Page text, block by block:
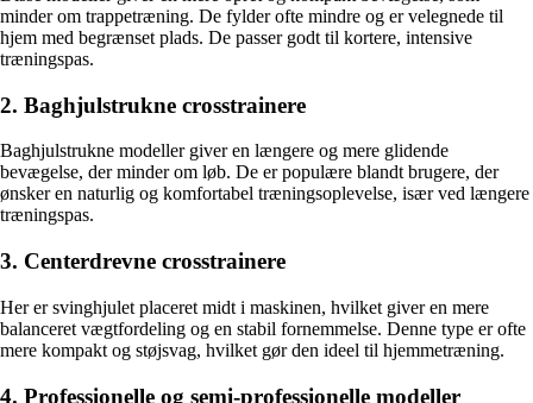
minder om trappetræning. De fylder ofte mindre og er velegnede til
hjem med begrænset plads. De passer godt til kortere, intensive
træningspas.
2. Baghjulstrukne crosstrainere
Baghjulstrukne modeller giver en længere og mere glidende
bevægelse, der minder om løb. De er populære blandt brugere, der
ønsker en naturlig og komfortabel træningsoplevelse, især ved længere
træningspas.
3. Centerdrevne crosstrainere
Her er svinghjulet placeret midt i maskinen, hvilket giver en mere
balanceret vægtfordeling og en stabil fornemmelse. Denne type er ofte
mere kompakt og støjsvag, hvilket gør den ideel til hjemmetræning.
4. Professionelle og semi-professionelle modeller